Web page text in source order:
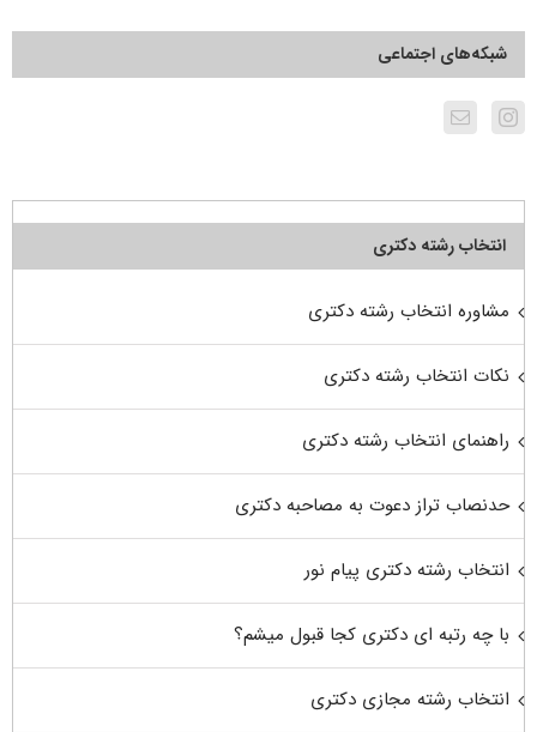
شبکه‌های اجتماعی
انتخاب رشته دکتری
مشاوره انتخاب رشته دکتری
نکات انتخاب رشته دکتری
راهنمای انتخاب رشته دکتری
حدنصاب تراز دعوت به مصاحبه دکتری
انتخاب رشته دکتری پیام نور
با چه رتبه ای دکتری کجا قبول میشم؟
انتخاب رشته مجازی دکتری